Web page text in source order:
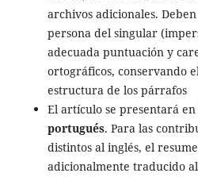
archivos adicionales.
persona del singular
adecuada puntuación y
ortográficos, conservando
estructura de los párrafos
El artículo se presentará en
portugués. Para las
distintos al inglés, el
adicionalmente traducido